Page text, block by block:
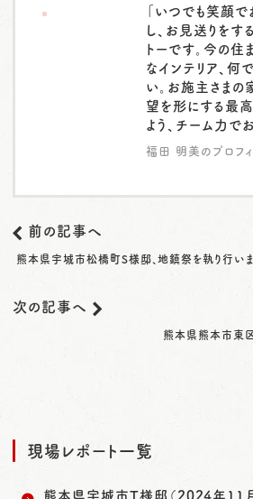
「いつでも笑顔
し、お見送りをす
トーです。今の住
なインテリア、何
い。お施主さま
望を形にする最
よう、チーム力で
福田 明美のプロフ
前の記事へ
熊本県宇城市松橋町S様邸、地鎮祭を執り行いま
次の記事へ
熊本県熊本市東区
現場レポート一覧